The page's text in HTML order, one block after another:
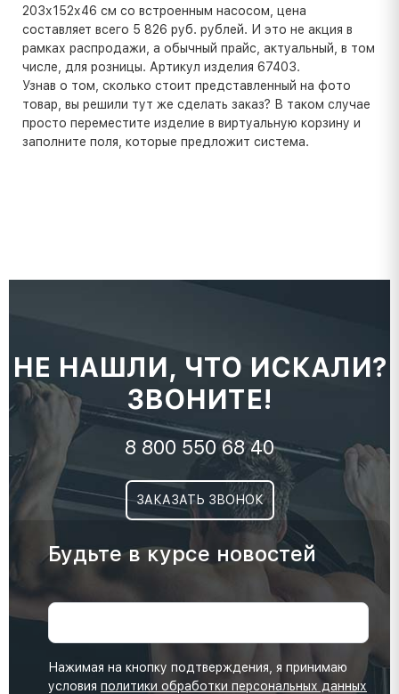
203х152х46 см со встроенным насосом, цена
составляет всего 5 826 руб. рублей. И это не акция в
рамках распродажи, а обычный прайс, актуальный, в том
числе, для розницы. Артикул изделия 67403.
Узнав о том, сколько стоит представленный на фото
товар, вы решили тут же сделать заказ? В таком случае
просто переместите изделие в виртуальную корзину и
заполните поля, которые предложит система.
НЕ НАШЛИ, ЧТО ИСКАЛИ?
ЗВОНИТЕ!
8 800 550 68 40
ЗАКАЗАТЬ ЗВОНОК
Будьте в курсе новостей
Нажимая на кнопку подтверждения, я принимаю
условия политики обработки персональных данных